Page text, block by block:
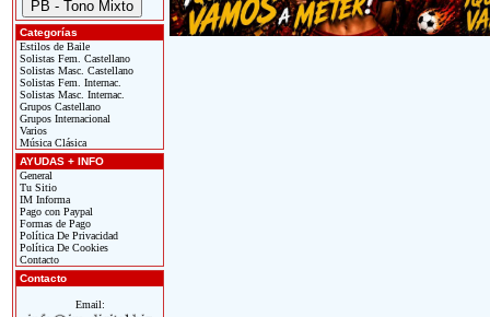
Categorías
Estilos de Baile
Solistas Fem. Castellano
Solistas Masc. Castellano
Solistas Fem. Internac.
Solistas Masc. Internac.
Grupos Castellano
Grupos Internacional
Varios
Música Clásica
AYUDAS + INFO
General
Tu Sitio
IM Informa
Pago con Paypal
Formas de Pago
Política De Privacidad
Política De Cookies
Contacto
Contacto
Email: